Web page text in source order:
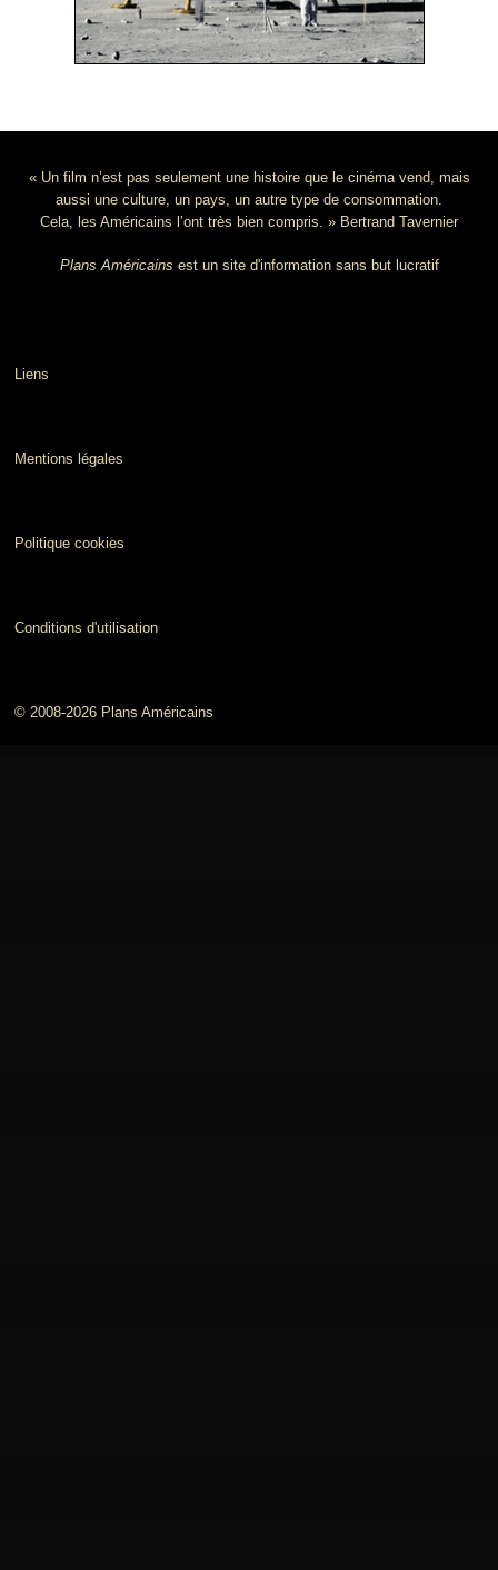
« Un film n’est pas seulement une histoire que le cinéma vend, mais
aussi une culture, un pays, un autre type de consommation.
Cela, les Américains l’ont très bien compris. » Bertrand Tavernier
Plans Américains est un site d'information sans but lucratif
Liens
Mentions légales
Politique cookies
Conditions d'utilisation
© 2008-2026 Plans Américains